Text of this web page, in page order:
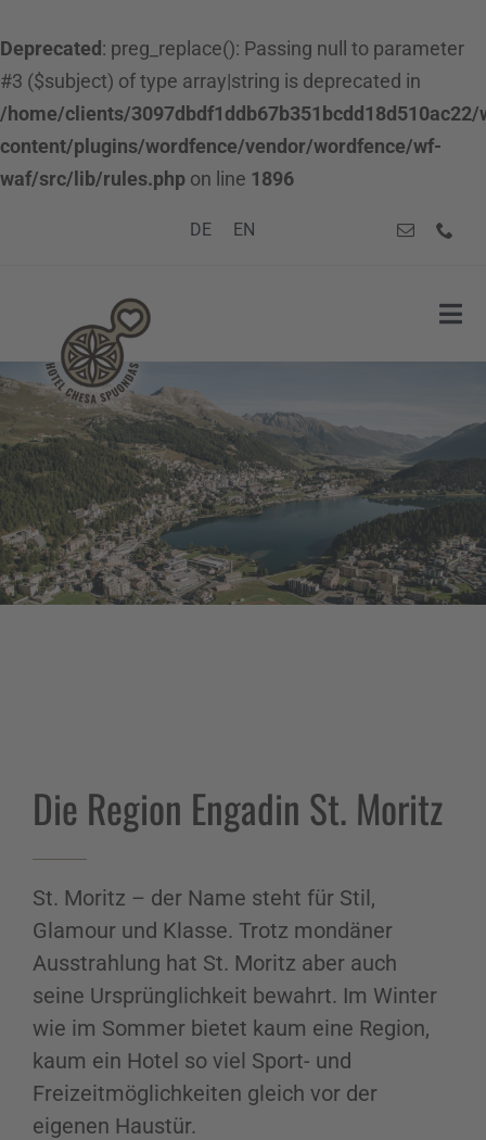
Deprecated: preg_replace(): Passing null to parameter
#3 ($subject) of type array|string is deprecated in
/home/clients/3097dbdf1ddb67b351bcdd18d510ac22/
content/plugins/wordfence/vendor/wordfence/wf-
waf/src/lib/rules.php on line 1896
DE EN
Die Region Engadin St. Moritz
St. Moritz – der Name steht für Stil,
Glamour und Klasse. Trotz mondäner
Ausstrahlung hat St. Moritz aber auch
seine Ursprünglichkeit bewahrt. Im Winter
wie im Sommer bietet kaum eine Region,
kaum ein Hotel so viel Sport- und
Freizeitmöglichkeiten gleich vor der
eigenen Haustür.